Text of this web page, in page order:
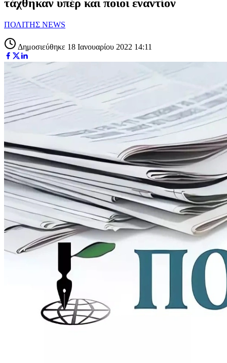
τάχθηκαν υπέρ και ποιοι εναντίον
ΠΟΛΙΤΗΣ NEWS
Δημοσιεύθηκε 18 Ιανουαρίου 2022 14:11